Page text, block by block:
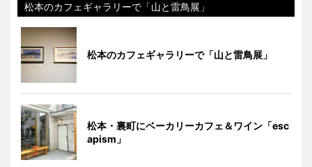
松本のカフェギャラリーで「山と雷鳥展」
松本のカフェギャラリーで「山と雷鳥展」
松本・裏町にベーカリーカフェ＆ワイン「esc
apism」